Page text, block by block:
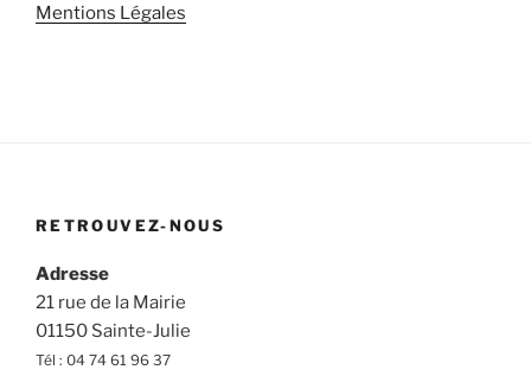
Mentions Légales
RETROUVEZ-NOUS
Adresse
21 rue de la Mairie
01150 Sainte-Julie
Tél : 04 74 61 96 37